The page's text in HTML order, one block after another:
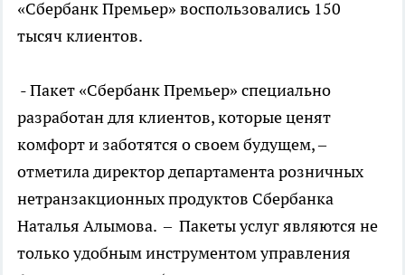
«Сбербанк Премьер» воспользовались 150
тысяч клиентов.
- Пакет «Сбербанк Премьер» специально
разработан для клиентов, которые ценят
комфорт и заботятся о своем будущем, –
отметила директор департамента розничных
нетранзакционных продуктов Сбербанка
Наталья Алымова. – Пакеты услуг являются не
только удобным инструментом управления